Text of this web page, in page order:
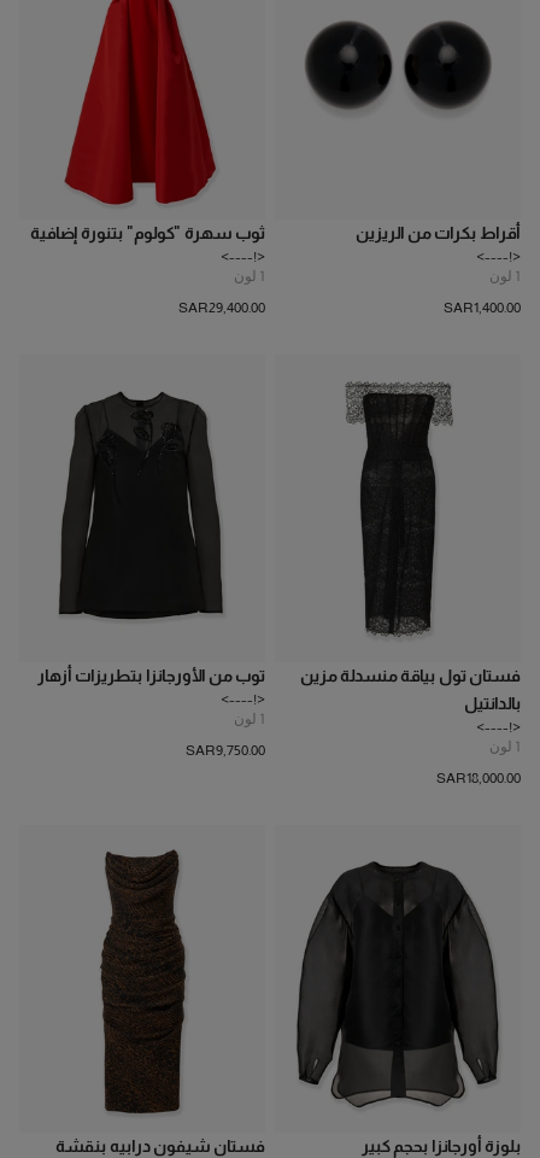
أقراط بكرات من الريزين
<!---->
1 لون
SAR‌1,400.00
ثوب سهرة "كولوم" بتنورة إضافية
<!---->
1 لون
SAR‌29,400.00
فستان تول بياقة منسدلة مزين
بالدانتيل
<!---->
1 لون
SAR‌18,000.00
توب من الأورجانزا بتطريزات أزهار
<!---->
1 لون
SAR‌9,750.00
بلوزة أورجانزا بحجم كبير فستان شيفون درابيه بنقشة